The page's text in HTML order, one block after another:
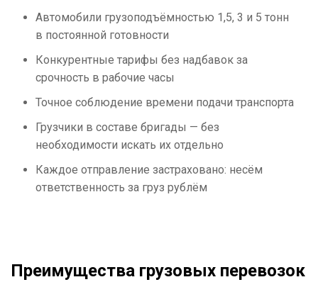
Автомобили грузоподъёмностью 1,5, 3 и 5 тонн
в постоянной готовности
Конкурентные тарифы без надбавок за
срочность в рабочие часы
Точное соблюдение времени подачи транспорта
Грузчики в составе бригады — без
необходимости искать их отдельно
Каждое отправление застраховано: несём
ответственность за груз рублём
Преимущества грузовых перевозок